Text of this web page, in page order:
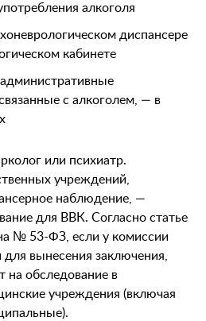
алкоголя
диспансере
кабинете
с алкоголем, — в
или психиатр.
учреждений,
наблюдение, —
для ВВК. Согласно статье
№ 53-ФЗ, если у комиссии
для вынесения заключения,
на обследование в
учреждения (включая